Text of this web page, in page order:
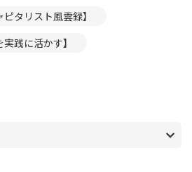
タリスト風雲録】
践に活かす】